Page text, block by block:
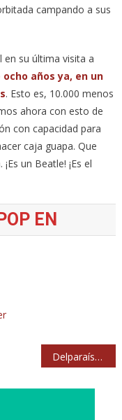
campando a sus
en su última visita a
ocho años ya, en un
. Esto es, 10.000 menos
ahora con esto de
con capacidad para
caja guapa. Que
un Beatle! ¡Es el
EN
Delparaíso lanza ‘Morfeo sin morfina’